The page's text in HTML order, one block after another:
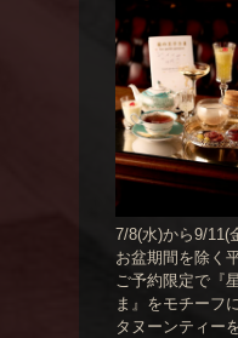
7/8(水)から9/11(
お盆期間を除く
ご予約限定で『
ま』をモチーフ
タヌーンティー